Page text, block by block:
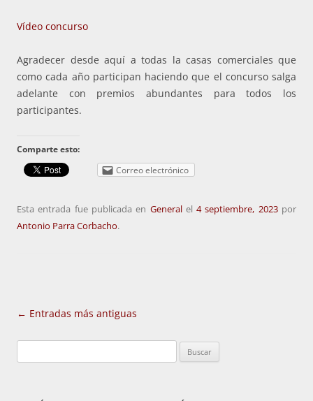
Vídeo concurso
Agradecer desde aquí a todas la casas comerciales que
como cada año participan haciendo que el concurso salga
adelante con premios abundantes para todos los
participantes.
Comparte esto:
Correo electrónico
Esta entrada fue publicada en Generalel4 septiembre, 2023por
Antonio Parra Corbacho.
Navegación
← Entradas más antiguas